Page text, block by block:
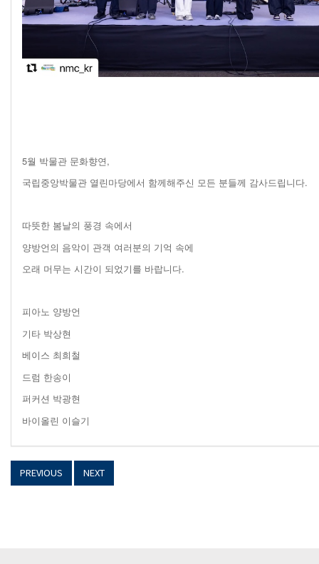
5월 박물관 문화향연,
국립중앙박물관 열린마당에서 함께해주신 모든 분들께 감사드립니다.
따뜻한 봄날의 풍경 속에서
양방언의 음악이 관객 여러분의 기억 속에
오래 머무는 시간이 되었기를 바랍니다.
피아노 양방언
기타 박상현
베이스 최희철
드럼 한송이
퍼커션 박광현
바이올린 이슬기
PREVIOUS NEXT